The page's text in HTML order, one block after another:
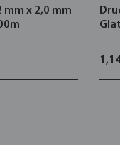
mm x 2,0 mm